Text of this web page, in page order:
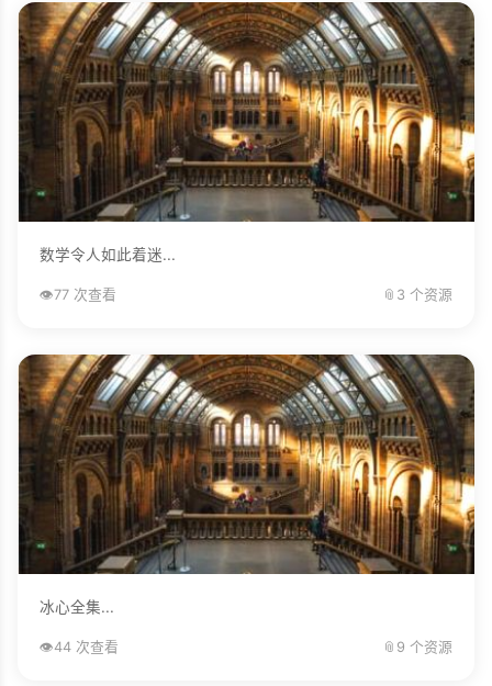
数学令人如此着迷...
👁️77 次查看 📎 3 个资源
冰心全集...
👁️44 次查看 📎 9 个资源